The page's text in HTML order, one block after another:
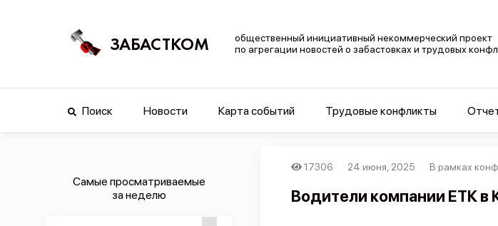
ЗАБАСТКОМ
общественный инициативный некоммерческий проект
по агрегации новостей о забастовках и трудовых
Поиск Новости Карта событий Трудовые конфликты
Самые просматриваемые
за неделю
17306 24 июня, 2025 В рамках
Водители компании ЕТК в